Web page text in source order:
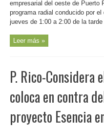
empresarial del oeste de Puerto
programa radial conducido por
jueves de 1:00 a 2:00 de la
Leer más »
P. Rico-Considera
coloca en contra
proyecto Esencia